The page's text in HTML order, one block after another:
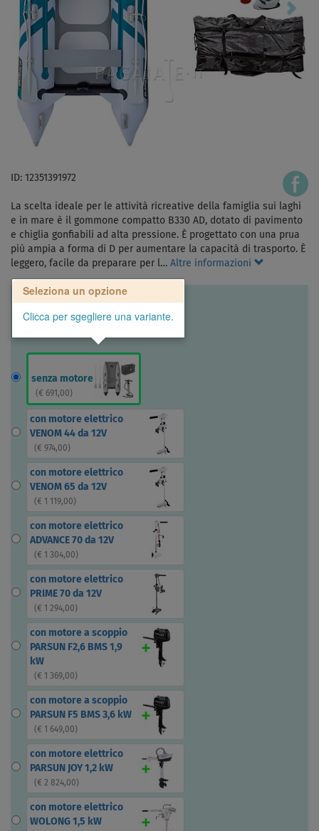
ID: 12351391972
La scelta ideale per le attività ricreative della famiglia sui laghi
e in mare è il gommone compatto B330 AD, dotato di pavimento
e chiglia gonfiabili ad alta pressione. È progettato con una prua
più ampia a forma di D per aumentare la capacità di trasporto. È
leggero, facile da preparare per l… Altre informazioni
Seleziona un opzione
Clicca per sgegliere una variante.
senza motore
( € 691,00)
con motore elettrico
VENOM 44 da 12V
( € 974,00)
con motore elettrico
VENOM 65 da 12V
( € 1 119,00)
con motore elettrico
ADVANCE 70 da 12V
( € 1 304,00)
con motore elettrico
PRIME 70 da 12V
( € 1 294,00)
con motore a scoppio
PARSUN F2,6 BMS 1,9
kW
( € 1 369,00)
con motore a scoppio
PARSUN F5 BMS 3,6 kW
( € 1 649,00)
con motore elettrico
PARSUN JOY 1,2 kW
( € 2 824,00)
con motore elettrico
WOLONG 1,5 kW